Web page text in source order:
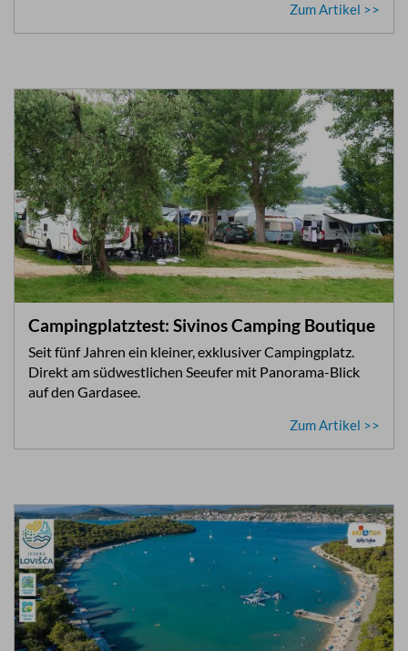
Zum Artikel >>
Campingplatztest: Sivinos Camping Boutique
Seit fünf Jahren ein kleiner, exklusiver Campingplatz.
Direkt am südwestlichen Seeufer mit Panorama-Blick
auf den Gardasee.
Zum Artikel >>